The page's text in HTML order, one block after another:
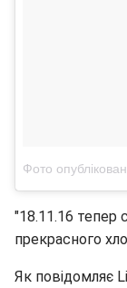
Фото
"18.11.16
прекрасного
Як повідомляє